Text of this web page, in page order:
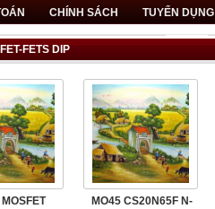
CHÍNH SÁCH TUYỂN DỤNG
FETS DIP
MO45 CS20N65F N-